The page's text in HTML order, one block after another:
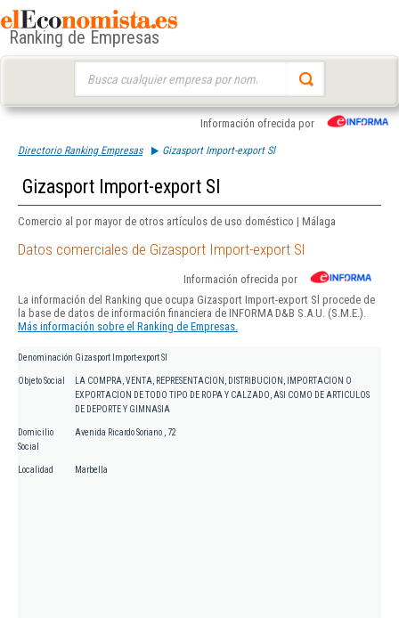
Ranking de Empresas
Información ofrecida por
Directorio Ranking Empresas Gizasport Import-export Sl
Gizasport Import-export Sl
Comercio al por mayor de otros artículos de uso doméstico | Málaga
Datos comerciales de Gizasport Import-export Sl
Información ofrecida por
La información del Ranking que ocupa Gizasport Import-export Sl procede de
la base de datos de información financiera de INFORMA D&B S.A.U. (S.M.E.).
Más información sobre el Ranking de Empresas.
Denominación Gizasport Import-export Sl
Objeto Social
LA COMPRA, VENTA, REPRESENTACION, DISTRIBUCION, IMPORTACION O
EXPORTACION DE TODO TIPO DE ROPA Y CALZADO, ASI COMO DE ARTICULOS
DE DEPORTE Y GIMNASIA
Domicilio
Social
Avenida Ricardo Soriano , 72
Localidad Marbella